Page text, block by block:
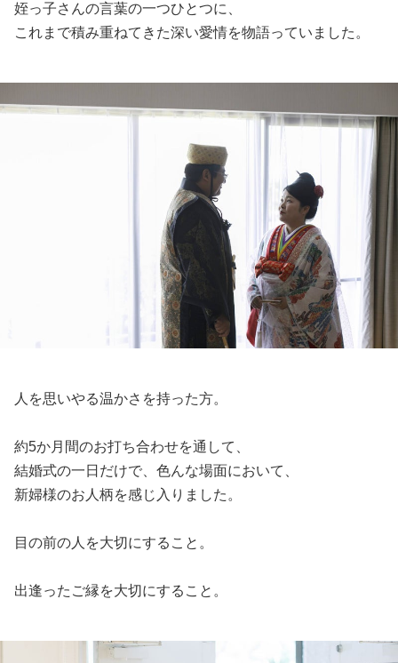
姪っ子さんの言葉の一つひとつに、
これまで積み重ねてきた深い愛情を物語っていました。
人を思いやる温かさを持った方。
約5か月間のお打ち合わせを通して、
結婚式の一日だけで、色んな場面において、
新婦様のお人柄を感じ入りました。
目の前の人を大切にすること。
出逢ったご縁を大切にすること。